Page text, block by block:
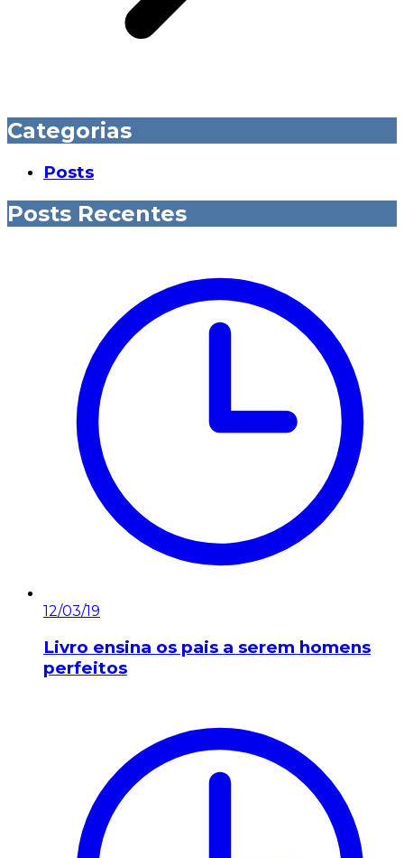
Categorias
Posts
Posts Recentes
12/03/19
Livro ensina os pais a serem homens
perfeitos